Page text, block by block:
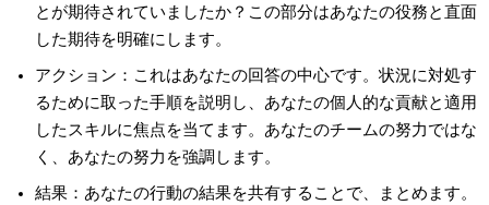
とが期待されていましたか？この部分はあなたの役務と直面
した期待を明確にします。
アクション ：これはあなたの回答の中心です。状況に対処す
るために取った手順を説明し、あなたの個人的な貢献と適用
したスキルに焦点を当てます。あなたのチームの努力ではな
く、あなたの努力を強調します。
結果 ：あなたの行動の結果を共有することで、まとめます。